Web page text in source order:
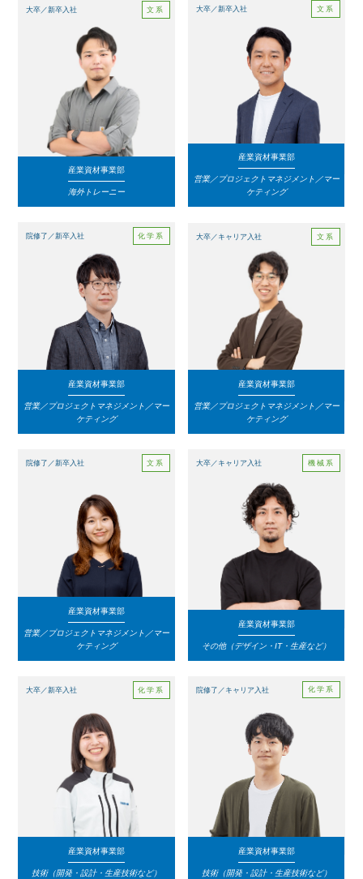
産業資材事業部
海外トレーニー
文系
大卒／新卒入社
産業資材事業部
営業／プロジェクトマネジメント／マー
ケティング
文系
大卒／新卒入社
産業資材事業部
営業／プロジェクトマネジメント／マー
ケティング
化学系
院修了／新卒入社
産業資材事業部
営業／プロジェクトマネジメント／マー
ケティング
文系
大卒／キャリア入社
産業資材事業部
営業／プロジェクトマネジメント／マー
ケティング
文系
院修了／新卒入社
産業資材事業部
その他（デザイン・IT・生産など）
機械系
大卒／キャリア入社
産業資材事業部
技術（開発・設計・生産技術など）
化学系
大卒／新卒入社
産業資材事業部
技術（開発・設計・生産技術など）
化学系
院修了／キャリア入社